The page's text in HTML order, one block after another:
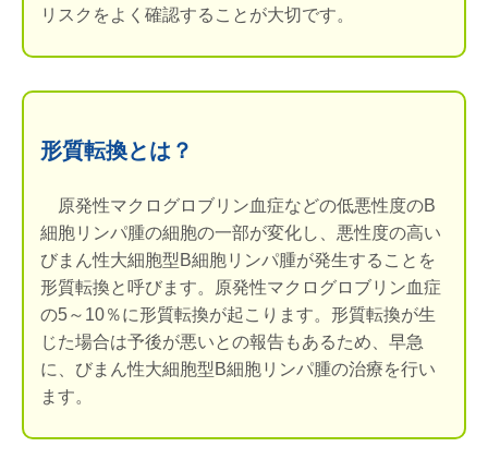
リスクをよく確認することが大切です。
形質転換とは？
原発性マクログロブリン血症などの低悪性度のB
細胞リンパ腫の細胞の一部が変化し、悪性度の高い
びまん性大細胞型B細胞リンパ腫が発生することを
形質転換と呼びます。原発性マクログロブリン血症
の5～10％に形質転換が起こります。形質転換が生
じた場合は予後が悪いとの報告もあるため、早急
に、びまん性大細胞型B細胞リンパ腫の治療を行い
ます。